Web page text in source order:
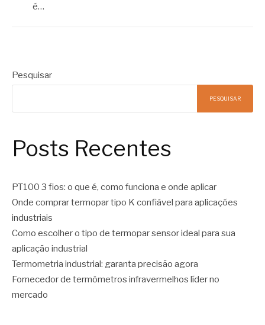
é…
Pesquisar
PESQUISAR
Posts Recentes
PT100 3 fios: o que é, como funciona e onde aplicar
Onde comprar termopar tipo K confiável para aplicações
industriais
Como escolher o tipo de termopar sensor ideal para sua
aplicação industrial
Termometria industrial: garanta precisão agora
Fornecedor de termômetros infravermelhos líder no
mercado